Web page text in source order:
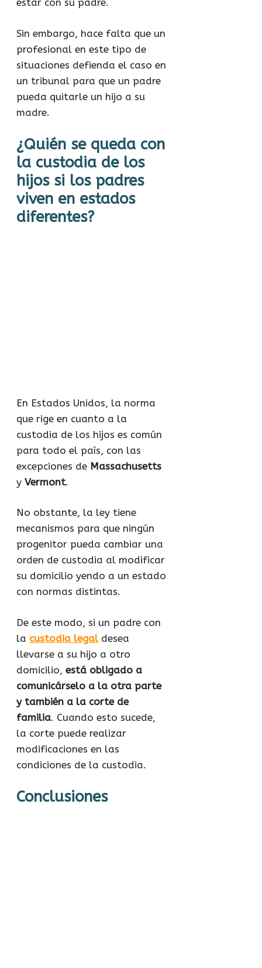
estar con su padre.
Sin embargo, hace falta que un
profesional en este tipo de
situaciones defienda el caso en
un tribunal para que un padre
pueda quitarle un hijo a su
madre.
¿Quién se queda con
la custodia de los
hijos si los padres
viven en estados
diferentes?
En Estados Unidos, la norma
que rige en cuanto a la
custodia de los hijos es común
para todo el país, con las
excepciones de Massachusetts
y Vermont.
No obstante, la ley tiene
mecanismos para que ningún
progenitor pueda cambiar una
orden de custodia al modificar
su domicilio yendo a un estado
con normas distintas.
De este modo, si un padre con
la custodia legal desea
llevarse a su hijo a otro
domicilio, está obligado a
comunicárselo a la otra parte
y también a la corte de
familia. Cuando esto sucede,
la corte puede realizar
modificaciones en las
condiciones de la custodia.
Conclusiones